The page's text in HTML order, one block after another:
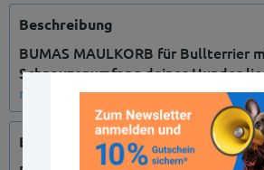
Beschreibung
BUMAS MAULKORB für Bullterrier
Schnauzenumfang deines Hundes
mehr
Bewertungen 0